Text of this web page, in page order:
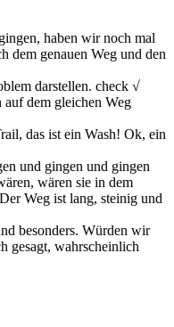
haben wir noch mal
dem genauen Weg und den
darstellen. check √
dem gleichen Weg
das ist ein Wash! Ok, ein
und gingen und gingen
wären sie in dem
Weg ist lang, steinig und
besonders. Würden wir
gesagt, wahrscheinlich